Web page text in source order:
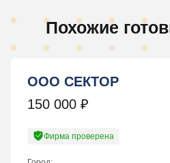
Похожие
ООО СЕКТОР
150 000 ₽
Фирма проверена